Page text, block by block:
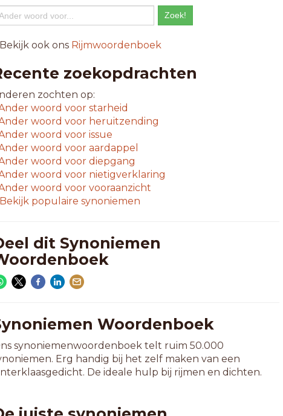
ook ons Rijmwoordenboek
zoekopdrachten
zochten op:
woord voorstarheid
woord voorheruitzending
woord voorissue
woord vooraardappel
woord voordiepgang
woord voornietigverklaring
woord voorvooraanzicht
Bekijk populaire synoniemen
dit Synoniemen
Woordenboek
synoniemenwoordenboek telt ruim 50.000
Erg handig bij het zelf maken van een
De ideale hulp bij rijmen en dichten.